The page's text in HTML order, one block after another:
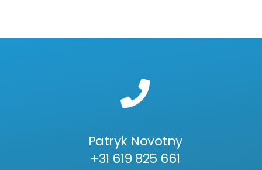
Patryk Novotny
+31 619 825 661